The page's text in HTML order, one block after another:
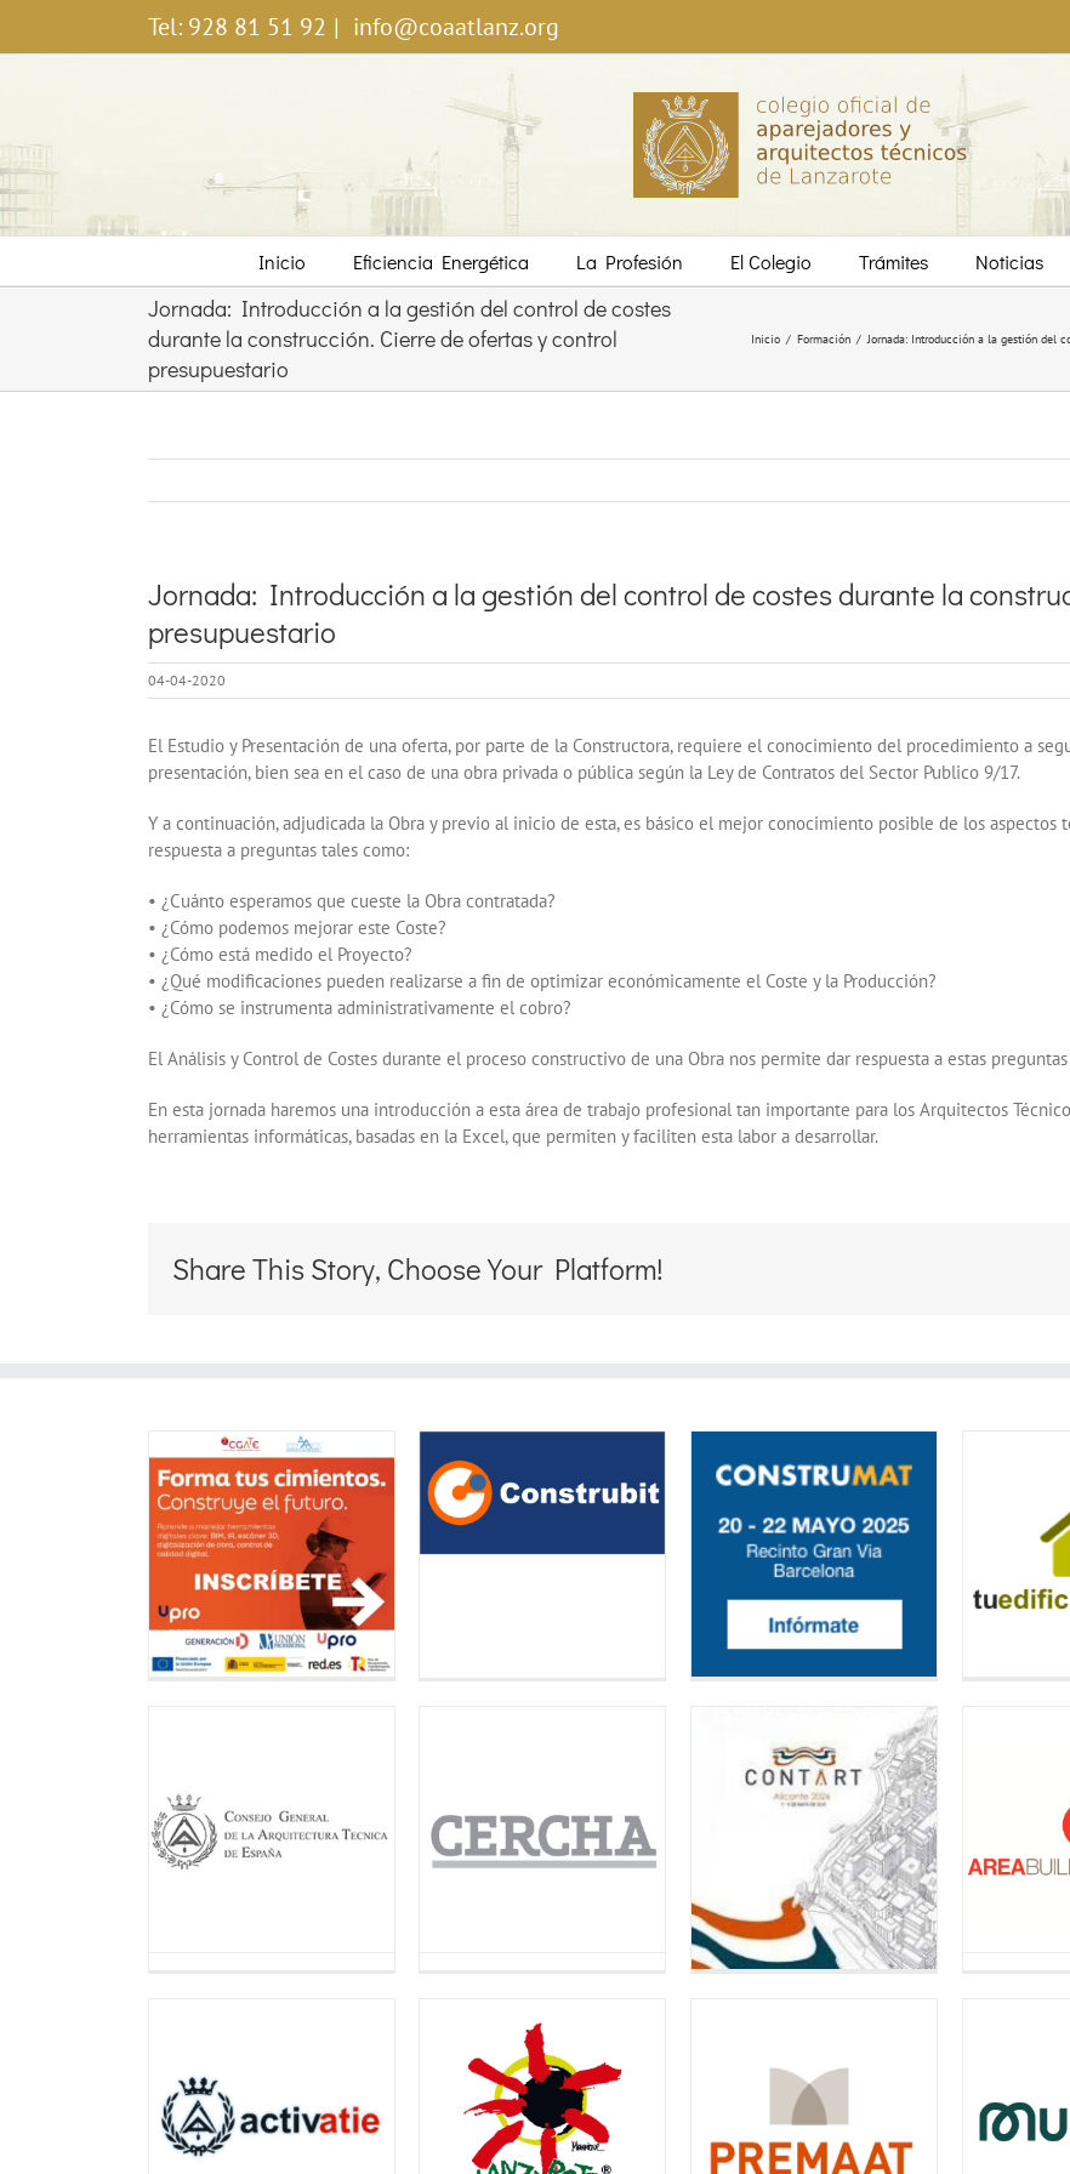
Tel: 928 81 51 92 | info@coaatlanz.org
Inicio Eficiencia Energética La Profesión El Colegio Trámites Noticias
Jornada: Introducción a la gestión del control de costes
durante la construcción. Cierre de ofertas y control
presupuestario
Inicio / Formación / Jornada: Introducción a la gestión del
Jornada: Introducción a la gestión del control de costes durante la
presupuestario
04-04-2020
El Estudio y Presentación de una oferta, por parte de la Constructora, requiere el conocimiento del procedimiento a
presentación, bien sea en el caso de una obra privada o pública según la Ley de Contratos del Sector Publico 9/17.
Y a continuación, adjudicada la Obra y previo al inicio de esta, es básico el mejor conocimiento posible de los
respuesta a preguntas tales como:
• ¿Cuánto esperamos que cueste la Obra contratada?
• ¿Cómo podemos mejorar este Coste?
• ¿Cómo está medido el Proyecto?
• ¿Qué modificaciones pueden realizarse a fin de optimizar económicamente el Coste y la Producción?
• ¿Cómo se instrumenta administrativamente el cobro?
El Análisis y Control de Costes durante el proceso constructivo de una Obra nos permite dar respuesta a estas
En esta jornada haremos una introducción a esta área de trabajo profesional tan importante para los Arquitectos
herramientas informáticas, basadas en la Excel, que permiten y faciliten esta labor a desarrollar.
Share This Story, Choose Your Platform!